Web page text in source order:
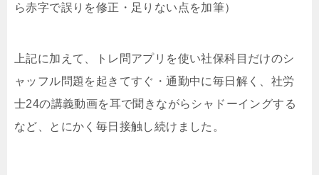
ら赤字で誤りを修正・足りない点を加筆）
上記に加えて、トレ問アプリを使い社保科目だけのシ
ャッフル問題を起きてすぐ・通勤中に毎日解く、社労
士24の講義動画を耳で聞きながらシャドーイングする
など、とにかく毎日接触し続けました。